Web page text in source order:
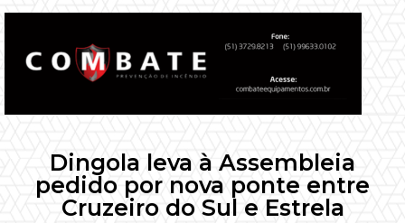
Dingola leva à Assembleia
pedido por nova ponte entre
Cruzeiro do Sul e Estrela